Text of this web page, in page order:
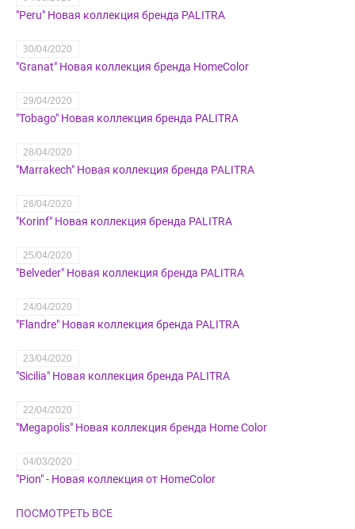
"Peru" Новая коллекция бренда PALITRA
30/04/2020
"Granat" Новая коллекция бренда HomeColor
29/04/2020
"Tobago" Новая коллекция бренда PALITRA
28/04/2020
"Marrakech" Новая коллекция бренда PALITRA
26/04/2020
"Korinf" Новая коллекция бренда PALITRA
25/04/2020
​"Belveder" Новая коллекция бренда PALITRA
24/04/2020
"Flandre" Новая коллекция бренда PALITRA
23/04/2020
"Sicilia" Новая коллекция бренда PALITRA
22/04/2020
"Megapolis" Новая коллекция бренда Home Color
04/03/2020
"Pion" - Новая коллекция от HomeColor
ПОСМОТРЕТЬ ВСЕ